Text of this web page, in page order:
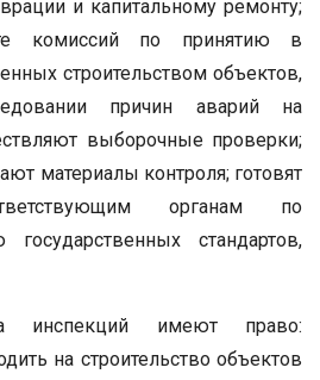
и капитальному ремонту;
комиссий по принятию в
строительством объектов,
причин аварий на
выборочные проверки;
материалы контроля; готовят
органам по
государственных стандартов,
инспекций имеют право:
на строительство объектов